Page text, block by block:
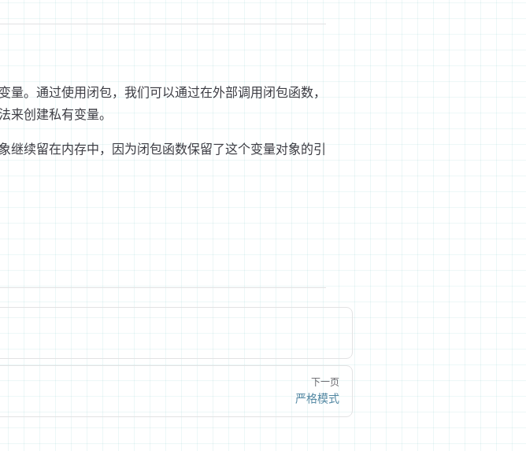
。通过使用闭包，我们可以通过在外部调用闭包函数，
来创建私有变量。
续留在内存中，因为闭包函数保留了这个变量对象的引
下一页
严格模式